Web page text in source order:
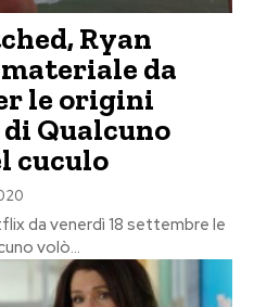
Ryan
da
le origini
Qualcuno
cuculo
da venerdì 18 settembre le
volò...